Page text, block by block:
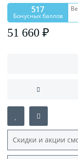
517
Бонусных баллов
51 660 ₽
Скидки и акции